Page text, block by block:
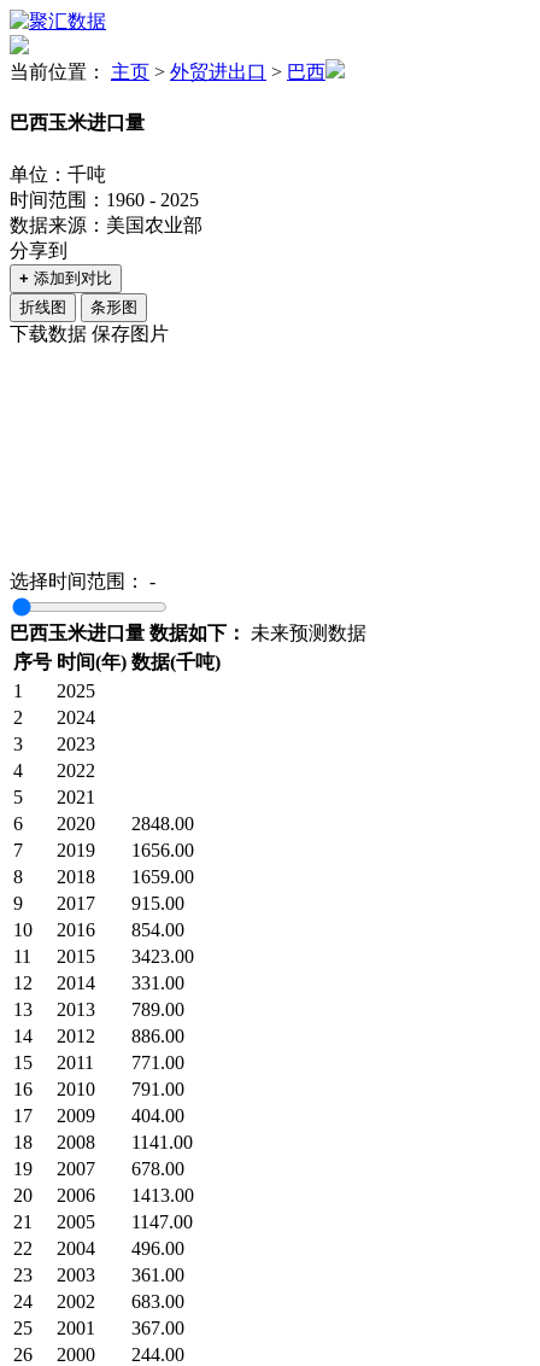
当前位置： 主页 > 外贸进出口 > 巴西
巴西玉米进口量
单位：千吨
时间范围：1960 - 2025
数据来源：美国农业部
分享到
+ 添加到对比
折线图
条形图
下载数据 保存图片
选择时间范围： -
巴西玉米进口量 数据如下：
未来预测数据
序号 时间(年) 数据(千吨)
1
2025
2
2024
3
2023
4
2022
5
2021
6
2020
2848.00
7
2019
1656.00
8
2018
1659.00
9
2017
915.00
10
2016
854.00
11
2015
3423.00
12
2014
331.00
13
2013
789.00
14
2012
886.00
15
2011
771.00
16
2010
791.00
17
2009
404.00
18
2008
1141.00
19
2007
678.00
20
2006
1413.00
21
2005
1147.00
22
2004
496.00
23
2003
361.00
24
2002
683.00
25
2001
367.00
26
2000
244.00